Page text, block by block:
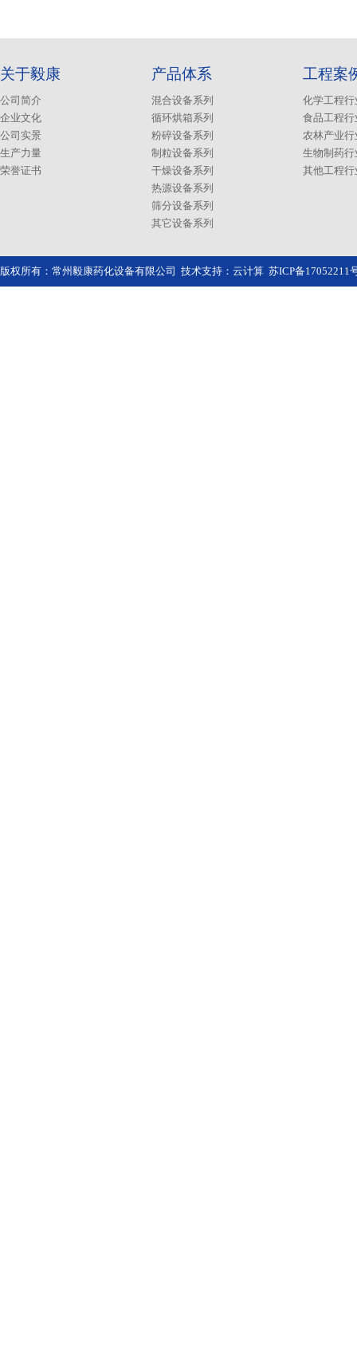
关于毅康
公司简介
企业文化
公司实景
生产力量
荣誉证书
产品体系
混合设备系列
循环烘箱系列
粉碎设备系列
制粒设备系列
干燥设备系列
热源设备系列
筛分设备系列
其它设备系列
工程案
化学工程行
食品工程行
农林产业行
生物制药行
其他工程行
版权所有：常州毅康药化设备有限公司 技术支持： 云计算 苏ICP备17052211